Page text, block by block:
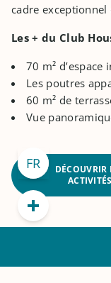
+33 6 14 12
cadre
Les + du Club
70 m² d’espace
Les poutres
60 m² de
Vue
DÉCOUVRIR
ACTIVITÉS
FR
EN